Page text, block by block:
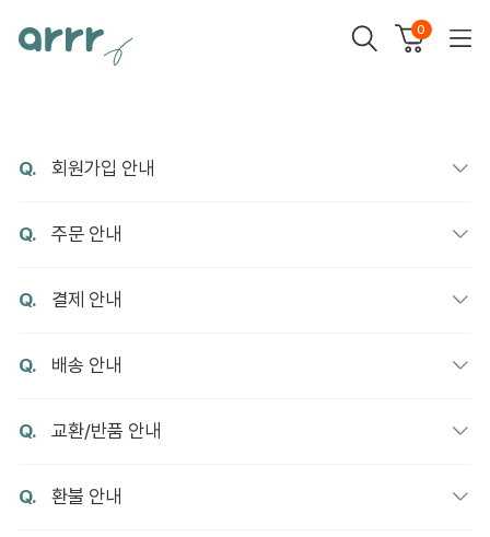
0
Q. 회원가입 안내
Q. 주문 안내
Q. 결제 안내
Q. 배송 안내
Q. 교환/반품 안내
Q. 환불 안내